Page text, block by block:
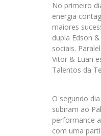
No primeiro
energia
maiores
dupla Edson
sociais.
Vitor & Luan
Talentos da
O segundo
subiram ao
performance
com uma